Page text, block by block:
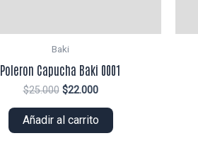
Baki
Poleron Capucha Baki 0001
$25.000 El
original
era:
$22.000El
actual
es:
Añadir al carrito